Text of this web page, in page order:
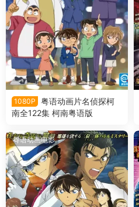
1080P
粤语动画片名侦探柯
南全122集 柯南粤语版
粤语动画电影